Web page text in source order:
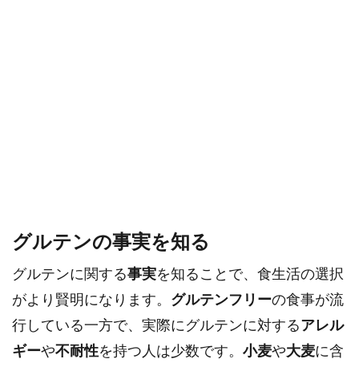
グルテンの事実を知る
グルテンに関する事実を知ることで、食生活の選択
がより賢明になります。 グルテンフリーの食事が流
行している一方で、実際にグルテンに対するアレル
ギーや不耐性を持つ人は少数です。 小麦や大麦に含